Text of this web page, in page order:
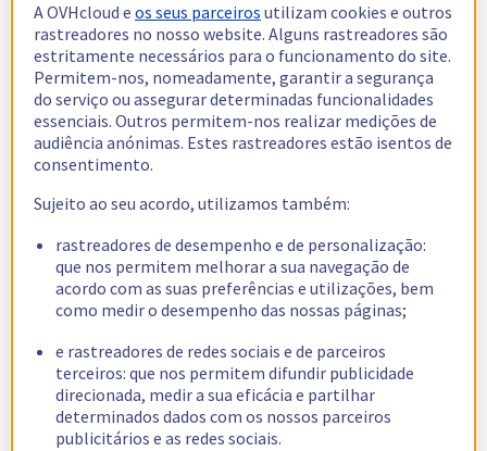
A OVHcloud eos seus parceiros utilizam cookies e outros
rastreadores no nosso website. Alguns rastreadores são
estritamente necessários para o funcionamento do site.
Permitem-nos, nomeadamente, garantir a segurança
do serviço ou assegurar determinadas funcionalidades
essenciais. Outros permitem-nos realizar medições de
audiência anónimas. Estes rastreadores estão isentos de
consentimento.
Sujeito ao seu acordo, utilizamos também:
rastreadores de desempenho e de personalização:
que nos permitem melhorar a sua navegação de
acordo com as suas preferências e utilizações, bem
como medir o desempenho das nossas páginas;
e rastreadores de redes sociais e de parceiros
terceiros: que nos permitem difundir publicidade
direcionada, medir a sua eficácia e partilhar
determinados dados com os nossos parceiros
publicitários e as redes sociais.